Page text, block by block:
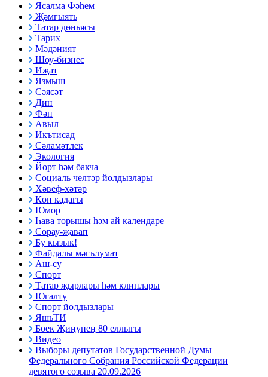
Ясалма Фәһем
Җәмгыять
Татар дөньясы
Тарих
Мәдәният
Шоу-бизнес
Иҗат
Язмыш
Сәясәт
Дин
Фән
Авыл
Икътисад
Сәламәтлек
Экология
Йорт һәм бакча
Социаль челтәр йолдызлары
Хәвеф-хәтәр
Көн кадагы
Юмор
Һава торышы һәм ай календаре
Сорау-җавап
Бу кызык!
Файдалы мәгълүмат
Аш-су
Спорт
Татар җырлары һәм клиплары
Югалту
Спорт йолдызлары
ЯшьТИ
Бөек Җиңүнең 80 еллыгы
Видео
Выборы депутатов Государственной Думы
Федерального Собрания Российской Федерации
девятого созыва 20.09.2026